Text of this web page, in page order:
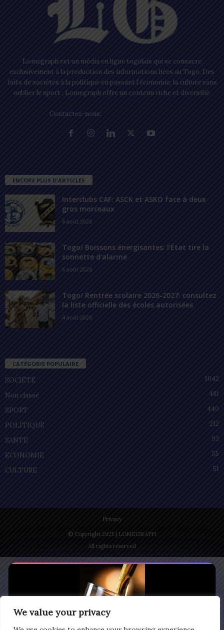
We value your privacy
Lomegraph est un média en ligne togolais qui se consacre
exclusivement à la production des informations liées au Togo. Des
faits de sociétés à la politique en passant l’économie, la culture sans
oublier le sport ; Lomegraph offre un contenu riche et diversifié.
Contactez-nous:
ENCORE PLUS D'ARTICLES
Interclubs CAF: ASCK et ASKO face à deux
gros morceaux
6 août 2026
Togo/ Boissons énergisantes: l’État tire la
sonnette d’alarme
6 août 2026
Togo/ Rentrée scolaire 2026-2027: consultez
la liste officielle des écoles autorisées
4 août 2026
CATÉGORIE POPULAIRE
SOCIÉTÉ
1042
Non classé
481
SPORT
440
POLITIQUE
212
SANTÉ
93
ECONOMIE
55
CULTURE
51
Privacy
© Copyright 2025 | LOMEGRAPH
All rights reserved